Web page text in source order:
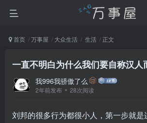
首页 万事屋 大众生活 生活 正文
一直不明白为什么我们要自称汉人
我996我骄傲了么
2年前发布 28次阅读
刘邦的很多行为都很小人，第一步就是